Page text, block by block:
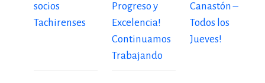
socios
Tachirenses
Progreso y
Excelencia!
Continuamos
Trabajando
Canastón –
Todos los
Jueves!